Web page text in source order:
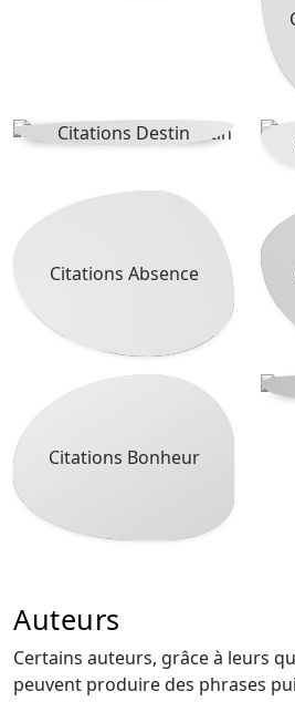
Citations Destin
Citations Absence
Citations Bonheur
Auteurs
Certains auteurs, grâce à leurs
peuvent produire des phrases